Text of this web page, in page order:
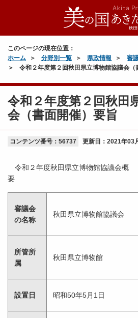
このページの現在位置：
ホーム
分野別一覧 県政情報 審
令和２年度第２回秋田県立博物館協議会（
令和２年度第２回秋田
会（書面開催）要旨
コンテンツ番号：56737 更新日： 2021年03
令和２年度秋田県立博物館協議会概
審議会
の名称
秋田県立博物館協議会
所管所
属
秋田県立博物館
設置日 昭和50年5月1日